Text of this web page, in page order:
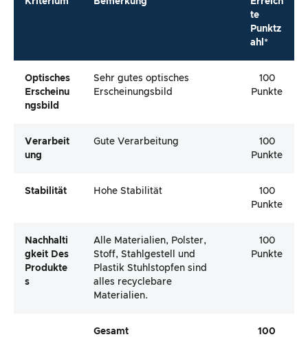
te
Punktz
ahl*
Optisches
Erscheinu
Ngsbild
Sehr gutes optisches
Erscheinungsbild
100
Punkte
Verarbeit
Ung
Gute Verarbeitung
100
Punkte
Stabilität Hohe Stabilität
100
Punkte
Nachhalti
Gkeit Des
Produkte
S
Alle Materialien, Polster,
Stoff, Stahlgestell und
Plastik Stuhlstopfen sind
alles recyclebare
Materialien.
100
Punkte
Gesamt
100